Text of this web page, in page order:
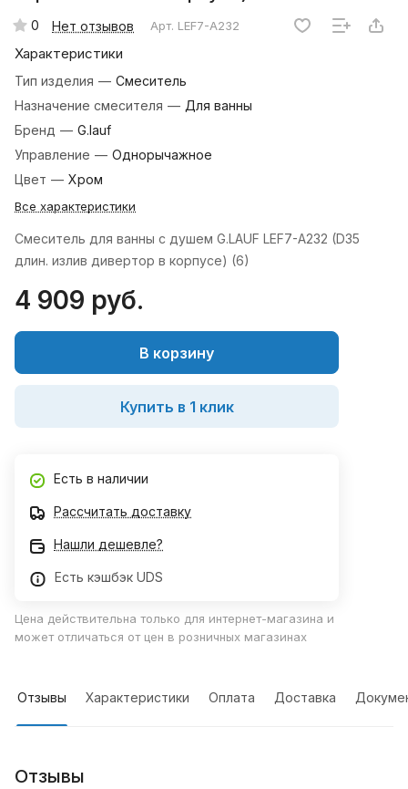
0 Нет отзывов Арт. LEF7-A232
Характеристики
Тип изделия — Смеситель
Назначение смесителя — Для ванны
Бренд — G.lauf
Управление — Однорычажное
Цвет — Хром
Все характеристики
Смеситель для ванны с душем G.LAUF LEF7-A232 (D35
длин. излив дивертор в корпусе) (6)
4 909 руб.
В корзину
Купить в 1 клик
Есть в наличии
Рассчитать доставку
Нашли дешевле?
Есть кэшбэк UDS
Цена действительна только для интернет-магазина и
может отличаться от цен в розничных магазинах
Отзывы Характеристики Оплата Доставка
Отзывы